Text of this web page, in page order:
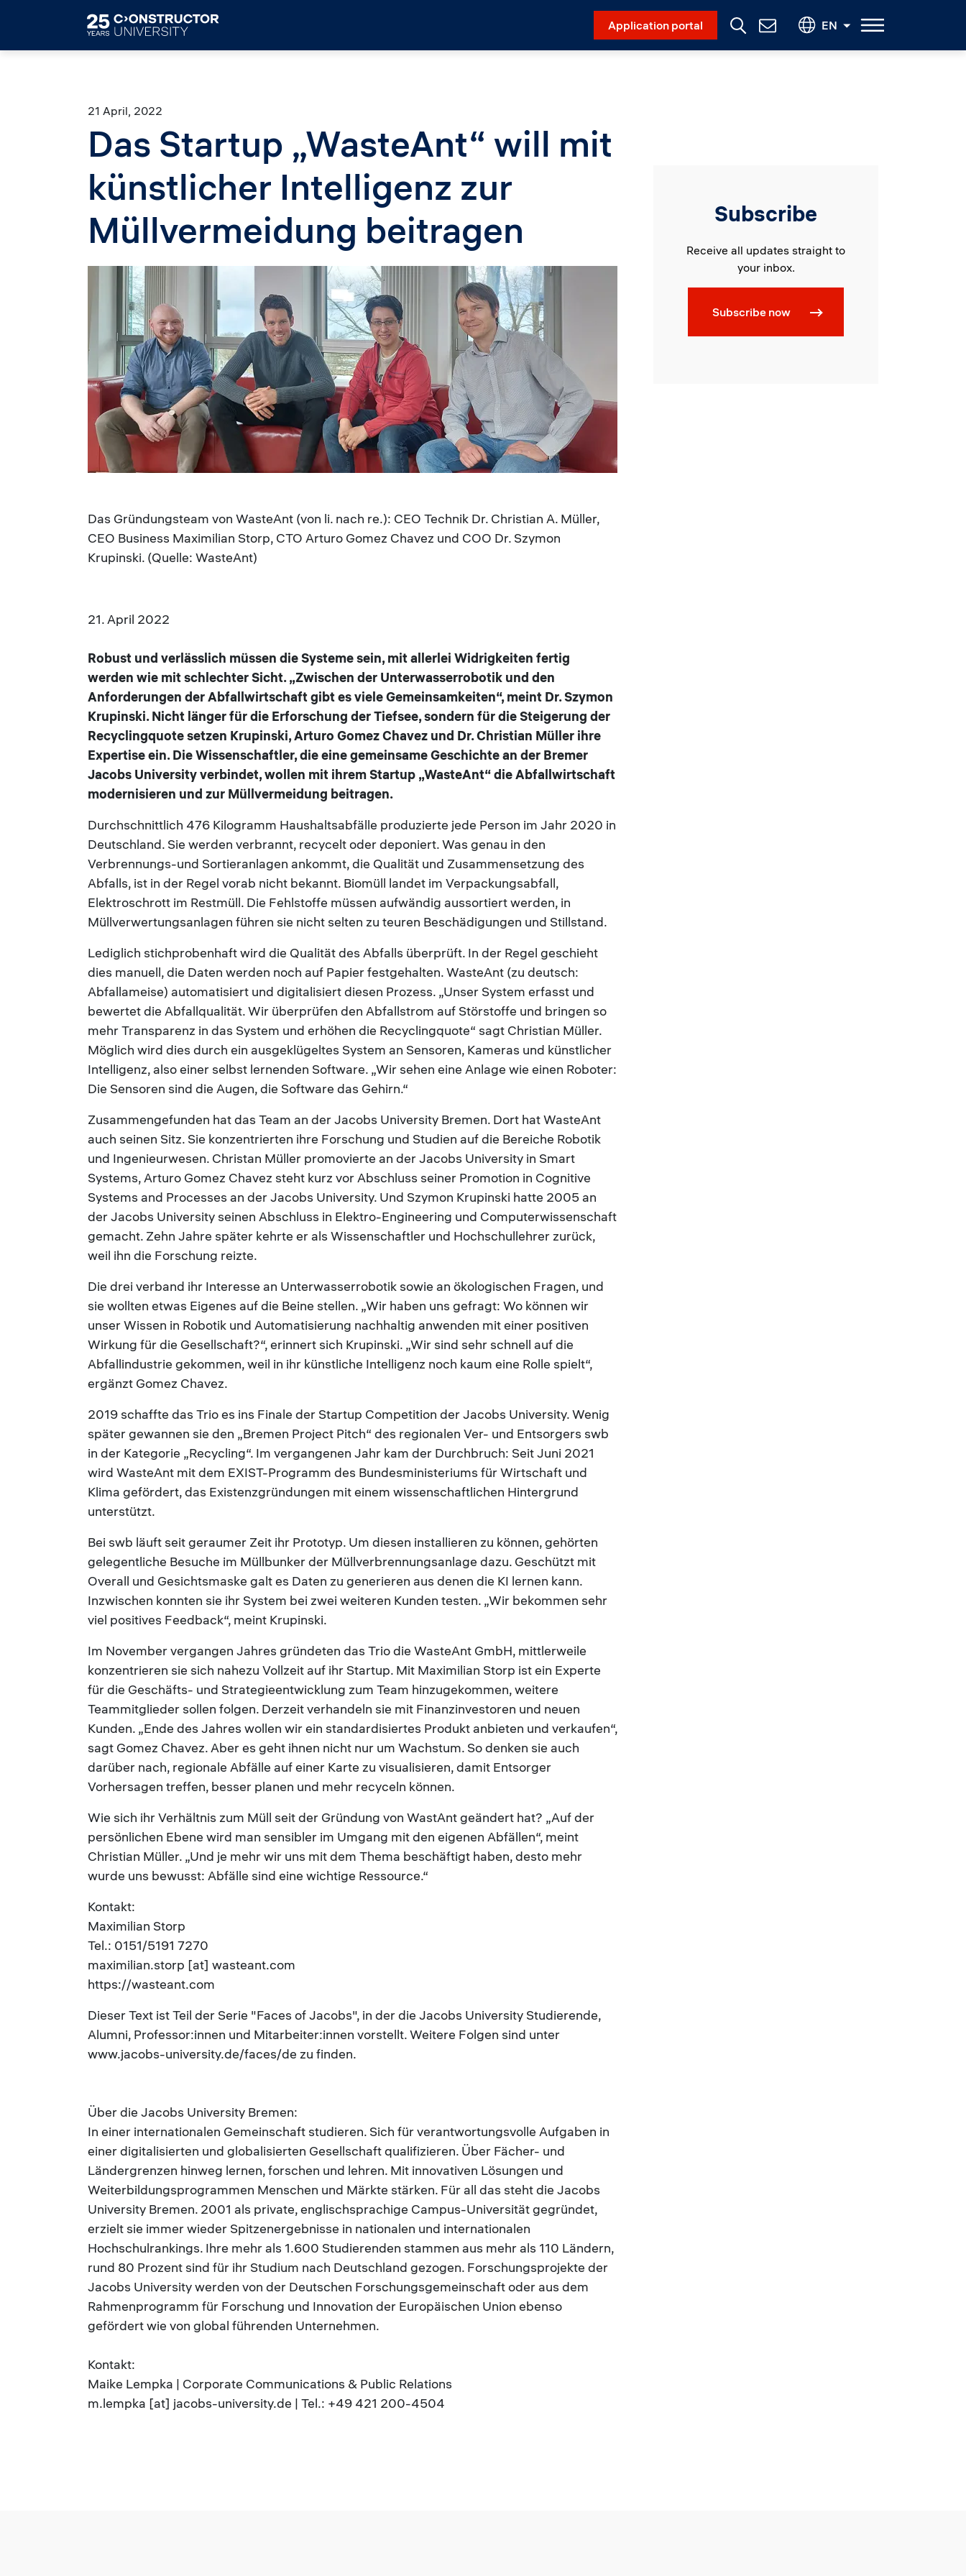
Application portal
Contact
Us
EN
21 April, 2022
Das Startup „WasteAnt“ will mit
künstlicher Intelligenz zur
Müllvermeidung beitragen
Das Gründungsteam von WasteAnt (von li. nach re.): CEO Technik Dr. Christian A. Müller,
CEO Business Maximilian Storp, CTO Arturo Gomez Chavez und COO Dr. Szymon
Krupinski. (Quelle: WasteAnt)
21. April 2022
Robust und verlässlich müssen die Systeme sein, mit allerlei Widrigkeiten fertig
werden wie mit schlechter Sicht. „Zwischen der Unterwasserrobotik und den
Anforderungen der Abfallwirtschaft gibt es viele Gemeinsamkeiten“, meint Dr. Szymon
Krupinski. Nicht länger für die Erforschung der Tiefsee, sondern für die Steigerung der
Recyclingquote setzen Krupinski, Arturo Gomez Chavez und Dr. Christian Müller ihre
Expertise ein. Die Wissenschaftler, die eine gemeinsame Geschichte an der Bremer
Jacobs University verbindet, wollen mit ihrem Startup „WasteAnt“ die Abfallwirtschaft
modernisieren und zur Müllvermeidung beitragen.
Durchschnittlich 476 Kilogramm Haushaltsabfälle produzierte jede Person im Jahr 2020 in
Deutschland. Sie werden verbrannt, recycelt oder deponiert. Was genau in den
Verbrennungs-und Sortieranlagen ankommt, die Qualität und Zusammensetzung des
Abfalls, ist in der Regel vorab nicht bekannt. Biomüll landet im Verpackungsabfall,
Elektroschrott im Restmüll. Die Fehlstoffe müssen aufwändig aussortiert werden, in
Müllverwertungsanlagen führen sie nicht selten zu teuren Beschädigungen und Stillstand.
Lediglich stichprobenhaft wird die Qualität des Abfalls überprüft. In der Regel geschieht
dies manuell, die Daten werden noch auf Papier festgehalten. WasteAnt (zu deutsch:
Abfallameise) automatisiert und digitalisiert diesen Prozess. „Unser System erfasst und
bewertet die Abfallqualität. Wir überprüfen den Abfallstrom auf Störstoffe und bringen so
mehr Transparenz in das System und erhöhen die Recyclingquote“ sagt Christian Müller.
Möglich wird dies durch ein ausgeklügeltes System an Sensoren, Kameras und künstlicher
Intelligenz, also einer selbst lernenden Software. „Wir sehen eine Anlage wie einen Roboter:
Die Sensoren sind die Augen, die Software das Gehirn.“
Zusammengefunden hat das Team an der Jacobs University Bremen. Dort hat WasteAnt
auch seinen Sitz. Sie konzentrierten ihre Forschung und Studien auf die Bereiche Robotik
und Ingenieurwesen. Christan Müller promovierte an der Jacobs University in Smart
Systems, Arturo Gomez Chavez steht kurz vor Abschluss seiner Promotion in Cognitive
Systems and Processes an der Jacobs University. Und Szymon Krupinski hatte 2005 an
der Jacobs University seinen Abschluss in Elektro-Engineering und Computerwissenschaft
gemacht. Zehn Jahre später kehrte er als Wissenschaftler und Hochschullehrer zurück,
weil ihn die Forschung reizte.
Die drei verband ihr Interesse an Unterwasserrobotik sowie an ökologischen Fragen, und
sie wollten etwas Eigenes auf die Beine stellen. „Wir haben uns gefragt: Wo können wir
unser Wissen in Robotik und Automatisierung nachhaltig anwenden mit einer positiven
Wirkung für die Gesellschaft?“, erinnert sich Krupinski. „Wir sind sehr schnell auf die
Abfallindustrie gekommen, weil in ihr künstliche Intelligenz noch kaum eine Rolle spielt“,
ergänzt Gomez Chavez.
2019 schaffte das Trio es ins Finale der Startup Competition der Jacobs University. Wenig
später gewannen sie den „Bremen Project Pitch“ des regionalen Ver- und Entsorgers swb
in der Kategorie „Recycling“. Im vergangenen Jahr kam der Durchbruch: Seit Juni 2021
wird WasteAnt mit dem EXIST-Programm des Bundesministeriums für Wirtschaft und
Klima gefördert, das Existenzgründungen mit einem wissenschaftlichen Hintergrund
unterstützt.
Bei swb läuft seit geraumer Zeit ihr Prototyp. Um diesen installieren zu können, gehörten
gelegentliche Besuche im Müllbunker der Müllverbrennungsanlage dazu. Geschützt mit
Overall und Gesichtsmaske galt es Daten zu generieren aus denen die KI lernen kann.
Inzwischen konnten sie ihr System bei zwei weiteren Kunden testen. „Wir bekommen sehr
viel positives Feedback“, meint Krupinski.
Im November vergangen Jahres gründeten das Trio die WasteAnt GmbH, mittlerweile
konzentrieren sie sich nahezu Vollzeit auf ihr Startup. Mit Maximilian Storp ist ein Experte
für die Geschäfts- und Strategieentwicklung zum Team hinzugekommen, weitere
Teammitglieder sollen folgen. Derzeit verhandeln sie mit Finanzinvestoren und neuen
Kunden. „Ende des Jahres wollen wir ein standardisiertes Produkt anbieten und verkaufen“,
sagt Gomez Chavez. Aber es geht ihnen nicht nur um Wachstum. So denken sie auch
darüber nach, regionale Abfälle auf einer Karte zu visualisieren, damit Entsorger
Vorhersagen treffen, besser planen und mehr recyceln können.
Wie sich ihr Verhältnis zum Müll seit der Gründung von WastAnt geändert hat? „Auf der
persönlichen Ebene wird man sensibler im Umgang mit den eigenen Abfällen“, meint
Christian Müller. „Und je mehr wir uns mit dem Thema beschäftigt haben, desto mehr
wurde uns bewusst: Abfälle sind eine wichtige Ressource.“
Kontakt:
Maximilian Storp
Tel.: 0151/5191 7270
maximilian.storp [at] wasteant.com
https://wasteant.com
Dieser Text ist Teil der Serie "Faces of Jacobs", in der die Jacobs University Studierende,
Alumni, Professor:innen und Mitarbeiter:innen vorstellt. Weitere Folgen sind unter
www.jacobs-university.de/faces/de zu finden.
Über die Jacobs University Bremen:
In einer internationalen Gemeinschaft studieren. Sich für verantwortungsvolle Aufgaben in
einer digitalisierten und globalisierten Gesellschaft qualifizieren. Über Fächer- und
Ländergrenzen hinweg lernen, forschen und lehren. Mit innovativen Lösungen und
Weiterbildungsprogrammen Menschen und Märkte stärken. Für all das steht die Jacobs
University Bremen. 2001 als private, englischsprachige Campus-Universität gegründet,
erzielt sie immer wieder Spitzenergebnisse in nationalen und internationalen
Hochschulrankings. Ihre mehr als 1.600 Studierenden stammen aus mehr als 110 Ländern,
rund 80 Prozent sind für ihr Studium nach Deutschland gezogen. Forschungsprojekte der
Jacobs University werden von der Deutschen Forschungsgemeinschaft oder aus dem
Rahmenprogramm für Forschung und Innovation der Europäischen Union ebenso
gefördert wie von global führenden Unternehmen.
Kontakt:
Maike Lempka | Corporate Communications & Public Relations
m.lempka [at] jacobs-university.de | Tel.: +49 421 200-4504
Subscribe
Receive all updates straight to
your inbox.
Subscribe now